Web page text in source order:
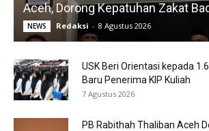
Aceh, Dorong Kepatuhan Zakat
NEWS Redaksi - 8 Agustus 2026
USK Beri Orientasi kepada
Baru Penerima KIP Kuliah
7 Agustus 2026
PB Rabithah Thaliban Aceh